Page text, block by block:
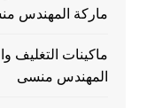
ماركة المهندس
المهندس منسى